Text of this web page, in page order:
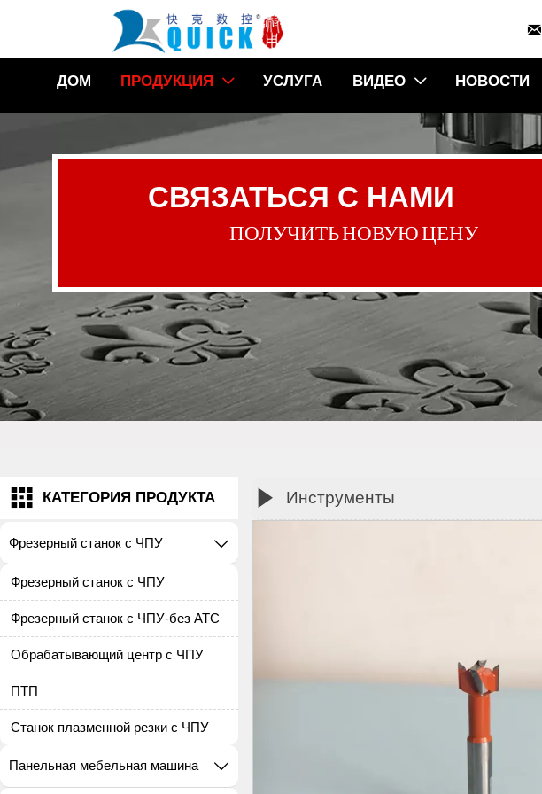

ДОМ ПРОДУКЦИЯ  УСЛУГА ВИДЕО  НОВОСТИ
СВЯЗАТЬСЯ С НАМИ
ПОЛУЧИТЬ НОВУЮ ЦЕНУ
 КАТЕГОРИЯ ПРОДУКТА
Фрезерный станок с ЧПУ 
Фрезерный станок с ЧПУ
Фрезерный станок с ЧПУ-без ATC
Обрабатывающий центр с ЧПУ
ПТП
Станок плазменной резки с ЧПУ
Панельная мебельная машина 
 Инструменты